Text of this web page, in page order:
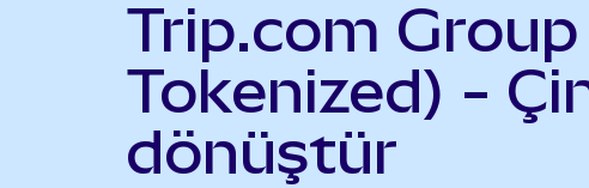
Trip.com
Tokenized) -
dönüştür